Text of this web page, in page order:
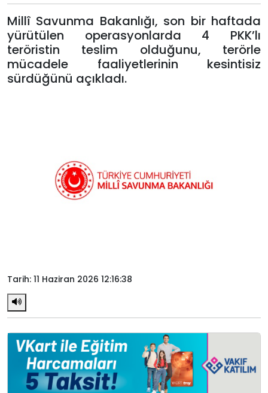
Millî Savunma Bakanlığı, son bir haftada
yürütülen operasyonlarda 4 PKK’lı
teröristin teslim olduğunu, terörle
mücadele faaliyetlerinin kesintisiz
sürdüğünü açıkladı.
Tarih: 11 Haziran 2026 12:16:38